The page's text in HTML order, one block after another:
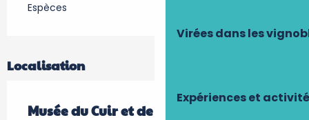
Virées dans les
Expériences et
Espèces
Localisation
Musée du Cuir et de la Tannerie